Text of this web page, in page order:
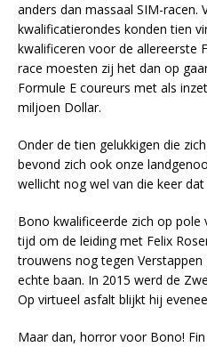
anders dan massaal SIM-racen.
kwalificatierondes konden tien
kwalificeren voor de allereerste
race moesten zij het dan op
Formule E coureurs met als
miljoen Dollar.
Onder de tien gelukkigen die
bevond zich ook onze
wellicht nog wel van die keer
Bono kwalificeerde zich op
tijd om de leiding met Felix
trouwens nog tegen
echte baan. In 2015 werd de
Op virtueel asfalt blijkt hij
Maar dan, horror voor Bono!